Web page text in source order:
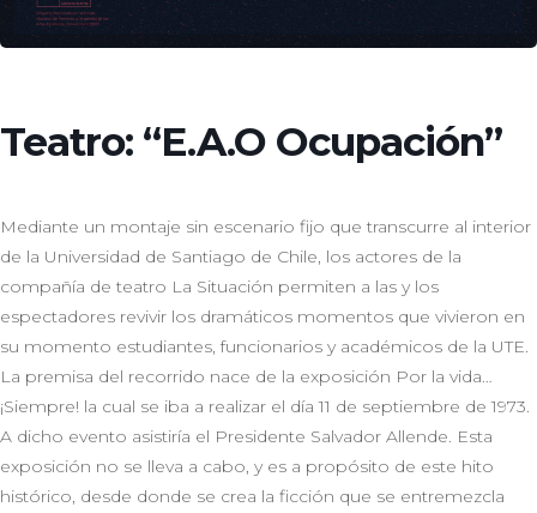
Teatro: “E.A.O Ocupación”
Mediante un montaje sin escenario fijo que transcurre al interior
de la Universidad de Santiago de Chile, los actores de la
compañía de teatro La Situación permiten a las y los
espectadores revivir los dramáticos momentos que vivieron en
su momento estudiantes, funcionarios y académicos de la UTE.
La premisa del recorrido nace de la exposición Por la vida…
¡Siempre! la cual se iba a realizar el día 11 de septiembre de 1973.
A dicho evento asistiría el Presidente Salvador Allende. Esta
exposición no se lleva a cabo, y es a propósito de este hito
histórico, desde donde se crea la ficción que se entremezcla